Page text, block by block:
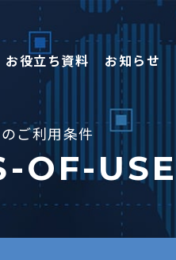
お役立ち資料 お知らせ
ご利用条件
OF-USE